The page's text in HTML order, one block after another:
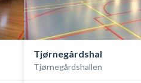
Tjørnegårdshal
Tjørnegårdshallen